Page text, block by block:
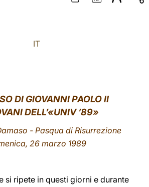
中文
LATINE
IT
DI GIOVANNI PAOLO II
DELL’«UNIV ’89»
- Pasqua di Risurrezione
26 marzo 1989
si ripete in questi giorni e durante